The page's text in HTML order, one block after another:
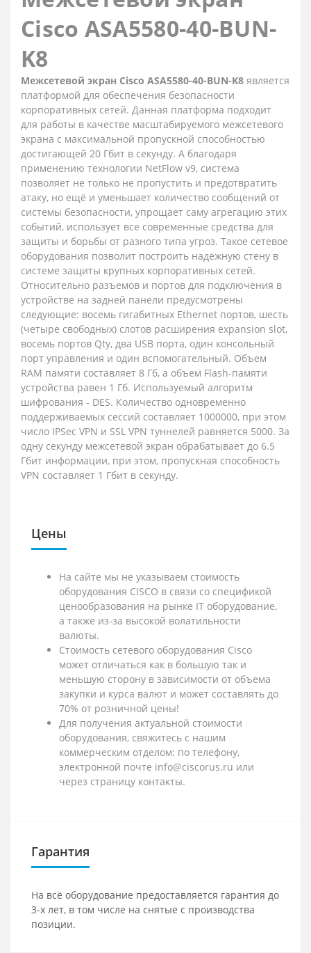
Cisco ASA5580-40-BUN-
K8
Межсетевой экран Cisco ASA5580-40-BUN-K8 является
платформой для обеспечения безопасности
корпоративных сетей. Данная платформа подходит
для работы в качестве масштабируемого межсетевого
экрана с максимальной пропускной способностью
достигающей 20 Гбит в секунду. А благодаря
применению технологии NetFlow v9, система
позволяет не только не пропустить и предотвратить
атаку, но ещё и уменьшает количество сообщений от
системы безопасности, упрощает саму агрегацию этих
событий, использует все современные средства для
защиты и борьбы от разного типа угроз. Такое сетевое
оборудования позволит построить надежную стену в
системе защиты крупных корпоративных сетей.
Относительно разъемов и портов для подключения в
устройстве на задней панели предусмотрены
следующие: восемь гигабитных Ethernet портов, шесть
(четыре свободных) слотов расширения expansion slot,
восемь портов Qty, два USB порта, один консольный
порт управления и один вспомогательный. Объем
RAM памяти составляет 8 Гб, а объем Flash-памяти
устройства равен 1 Гб. Используемый алгоритм
шифрования - DES. Количество одновременно
поддерживаемых сессий составляет 1000000, при этом
число IPSec VPN и SSL VPN туннелей равняется 5000. За
одну секунду межсетевой экран обрабатывает до 6.5
Гбит информации, при этом, пропускная способность
VPN составляет 1 Гбит в секунду.
Цены
На сайте мы не указываем стоимость
оборудования CISCO в связи со спецификой
ценообразования на рынке IT оборудование,
а также из-за высокой волатильности
валюты.
Стоимость сетевого оборудования Cisco
может отличаться как в большую так и
меньшую сторону в зависимости от объема
закупки и курса валют и может составлять до
70% от розничной цены!
Для получения актуальной стоимости
оборудования, свяжитесь с нашим
коммерческим отделом: по телефону,
электронной почте info@ciscorus.ru или
через страницу контакты.
Гарантия
На всё оборудование предоставляется гарантия до
3-х лет, в том числе на снятые с производства
позиции.